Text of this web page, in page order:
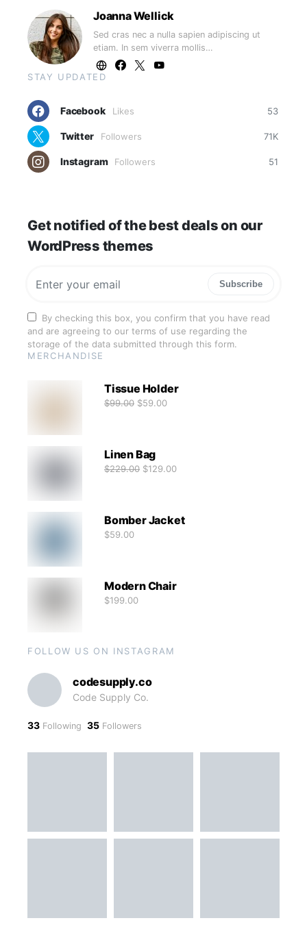
Joanna Wellick
Sed cras nec a nulla sapien adipiscing ut
etiam. In sem viverra mollis…
STAY UPDATED
Facebook 53
Likes
Twitter 71K
Followers
Instagram 51
Followers
Get notified of the best deals on our
WordPress themes
Subscribe
By checking this box, you confirm that you have read
and are agreeing to our terms of use regarding the
storage of the data submitted through this form.
MERCHANDISE
Tissue Holder
$99.00 $59.00
Linen Bag
$229.00 $129.00
Bomber Jacket
$59.00
Modern Chair
$199.00
FOLLOW US ON INSTAGRAM
codesupply.co
Code Supply Co.
33 Following 35 Followers